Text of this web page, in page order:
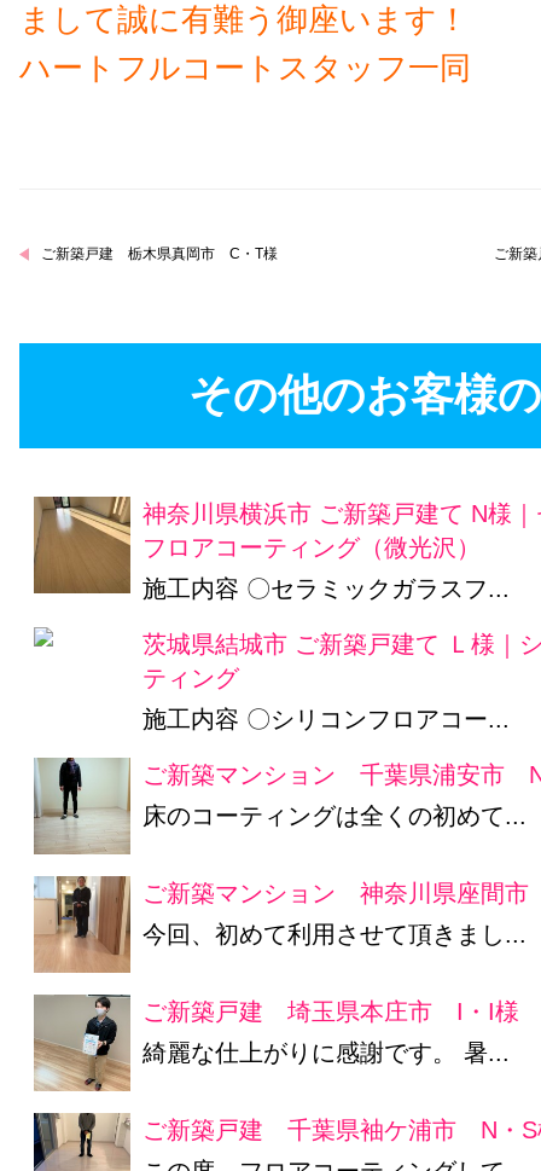
まして誠に有難う御座います！
ハートフルコートスタッフ一同
ご新築戸建 栃木県真岡市 C・T様 ご新
その他のお客様
神奈川県横浜市 ご新築戸建て N様
フロアコーティング（微光沢）
施工内容 〇セラミックガラスフ...
茨城県結城市 ご新築戸建て Ｌ様｜
ティング
施工内容 〇シリコンフロアコー...
ご新築マンション 千葉県浦安市
床のコーティングは全くの初めて...
ご新築マンション 神奈川県座間
今回、初めて利用させて頂きまし...
ご新築戸建 埼玉県本庄市 I・I様
綺麗な仕上がりに感謝です。 暑...
ご新築戸建 千葉県袖ケ浦市 N・S